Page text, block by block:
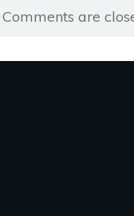
Comments are